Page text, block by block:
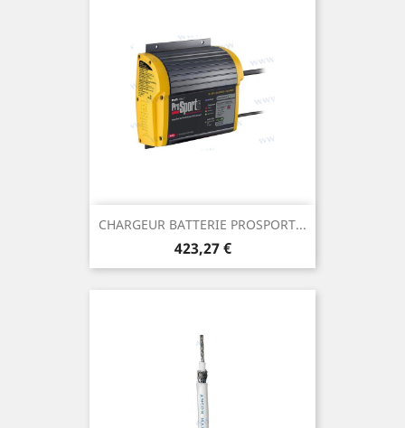
CHARGEUR BATTERIE PROSPORT...
Prix
423,27 €